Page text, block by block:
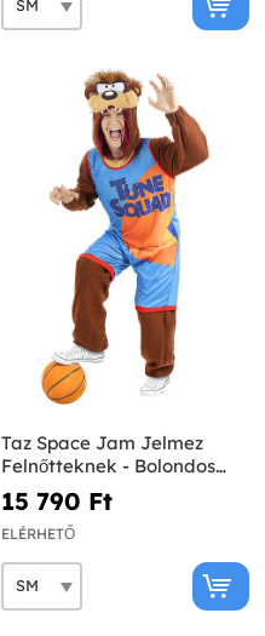
Taz Space Jam Jelmez
Felnőtteknek - Bolondos
Dallamok
15 790 Ft‎
ELÉRHETŐ